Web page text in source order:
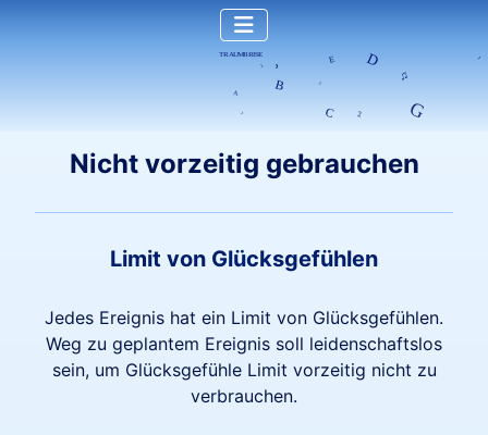
Nicht vorzeitig gebrauchen
Limit von Glücksgefühlen
Jedes Ereignis hat ein Limit von Glücksgefühlen.
Weg zu geplantem Ereignis soll leidenschaftslos
sein, um Glücksgefühle Limit vorzeitig nicht zu
verbrauchen.